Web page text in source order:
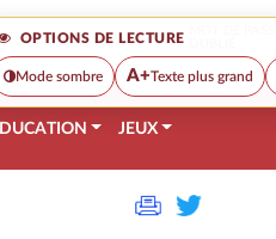
OPTIONS DE LECTURE
Mode sombre A+Texte plus grand
JEUX